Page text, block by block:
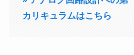
カリキュラムはこちら